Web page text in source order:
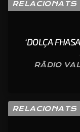
RELACIONATS
‘DOLÇA
RÀDIO
RELACIONATS